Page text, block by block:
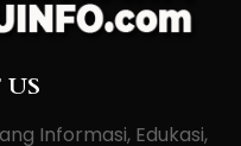
Informasi, Edukasi,